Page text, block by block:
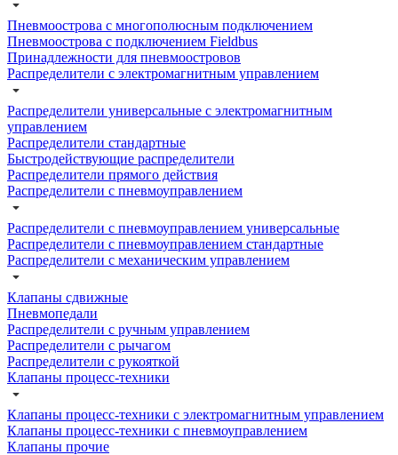
Пневмоострова с многополюсным подключением
Пневмоострова с подключением Fieldbus
Принадлежности для пневмоостровов
Распределители с электромагнитным управлением
Распределители универсальные с электромагнитным
управлением
Распределители стандартные
Быстродействующие распределители
Распределители прямого действия
Распределители с пневмоуправлением
Распределители с пневмоуправлением универсальные
Распределители с пневмоуправлением стандартные
Распределители с механическим управлением
Клапаны сдвижные
Пневмопедали
Распределители с ручным управлением
Распределители с рычагом
Распределители с рукояткой
Клапаны процесс-техники
Клапаны процесс-техники с электромагнитным управлением
Клапаны процесс-техники с пневмоуправлением
Клапаны прочие